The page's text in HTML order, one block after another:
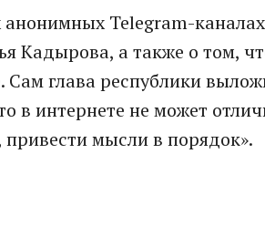
Telegram-
Кадырова, а также о том,
Сам глава республики
в интернете не может
привести мысли в порядок».